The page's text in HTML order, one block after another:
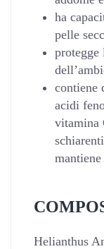
ha
pelle
contiene
acidi
vitamina
Helianthus